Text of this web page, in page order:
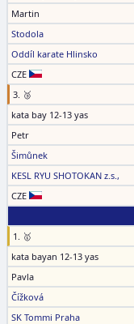
Martin
Stodola
Oddíl karate Hlinsko
CZE
3. 🥉
kata bay 12-13 yas
Petr
Šimůnek
KESL RYU SHOTOKAN z.s.,
CZE
1. 🥇
kata bayan 12-13 yas
Pavla
Čížková
SK Tommi Praha